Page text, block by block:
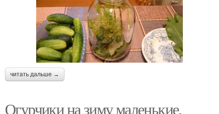
читать дальше →
Огурчики на зиму маленькие.